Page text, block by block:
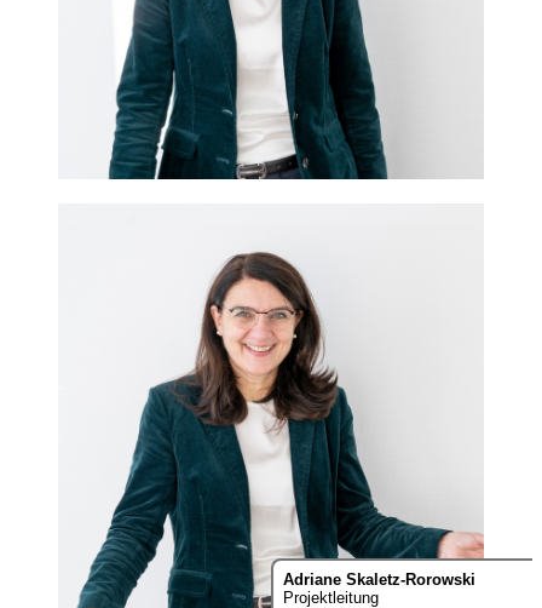
Adriane Skaletz-Rorowski
Projektleitung